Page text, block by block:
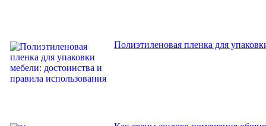
Полиэтиленовая пленка для